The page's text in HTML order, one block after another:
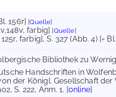
156r] [Quelle]
farbig] [Quelle]
farbig], S. 327 (Abb. 4) [=
Bibliothek zu
Handschriften in
der Königl. Gesellschaft
S. 222, Anm. 1. [online]